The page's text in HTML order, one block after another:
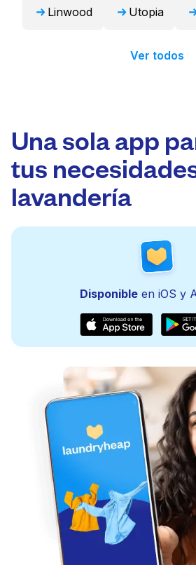
Linwood Utopia
Ver todos
Una sola app
tus
lavandería
Disponibleen iOS y